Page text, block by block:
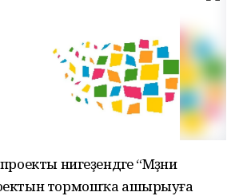
нигеҙендәге “Мәҙәни
тормошҡа ашырыуға